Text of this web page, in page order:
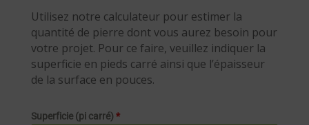
Utilisez notre calculateur pour estimer la
quantité de pierre dont vous aurez besoin pour
votre projet. Pour ce faire, veuillez indiquer la
superficie en pieds carré ainsi que l’épaisseur
de la surface en pouces.
Superficie (pi carré) *